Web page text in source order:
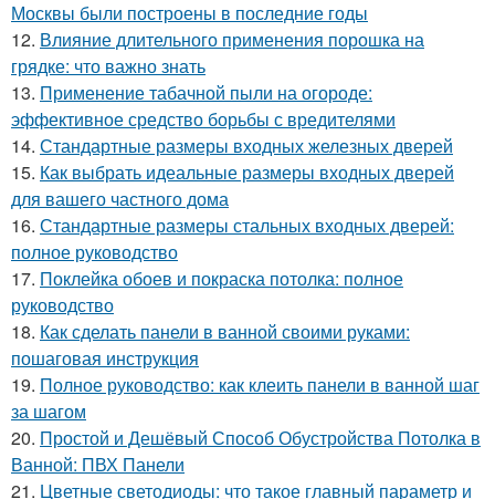
Москвы были построены в последние годы
12. Влияние длительного применения порошка на
грядке: что важно знать
13. Применение табачной пыли на огороде:
эффективное средство борьбы с вредителями
14. Стандартные размеры входных железных дверей
15. Как выбрать идеальные размеры входных дверей
для вашего частного дома
16. Стандартные размеры стальных входных дверей:
полное руководство
17. Поклейка обоев и покраска потолка: полное
руководство
18. Как сделать панели в ванной своими руками:
пошаговая инструкция
19. Полное руководство: как клеить панели в ванной шаг
за шагом
20. Простой и Дешёвый Способ Обустройства Потолка в
Ванной: ПВХ Панели
21. Цветные светодиоды: что такое главный параметр и